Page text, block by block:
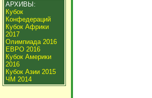
АРХИВЫ:
Кубок
Конфедераций
Кубок Африки
2017
Олимпиада 2016
ЕВРО 2016
Кубок Америки
2016
Кубок Азии 2015
ЧМ 2014